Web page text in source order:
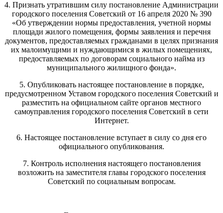
4. Признать утратившим силу постановление Администрации
городского поселения Советский от 16 апреля 2020 № 390
«Об утверждении нормы предоставления, учетной нормы
площади жилого помещения, формы заявления и перечня
документов, предоставляемых гражданами в целях признания
их малоимущими и нуждающимися в жилых помещениях,
предоставляемых по договорам социального найма из
муниципального жилищного фонда».
5. Опубликовать настоящее постановление в порядке,
предусмотренном Уставом городского поселения Советский и
разместить на официальном сайте органов местного
самоуправления городского поселения Советский в сети
Интернет.
6. Настоящее постановление вступает в силу со дня его
официального опубликования.
7. Контроль исполнения настоящего постановления
возложить на заместителя главы городского поселения
Советский по социальным вопросам.